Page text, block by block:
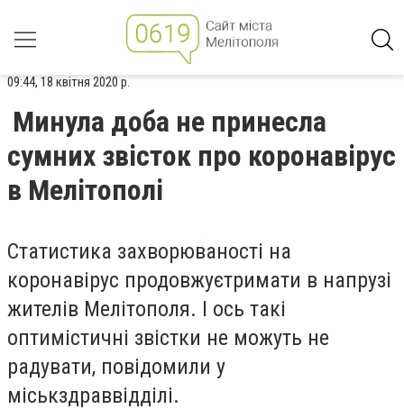
09:44, 18 квітня 2020 р.
Минула доба не принесла
сумних звісток про коронавірус
в Мелітополі
Статистика захворюваності на
коронавірус продовжуєтримати в напрузі
жителів Мелітополя. І ось такі
оптимістичні звістки не можуть не
радувати, повідомили у
міськздраввідділі.